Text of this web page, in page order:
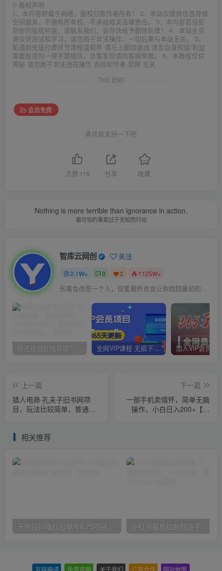
© 版权声明
1、本内容转载于网络，版权归原作者所有！ 2、本站仅提供信息存储
空间服务，不拥有所有权，不承担相关法律责任。 3、本内容若侵犯
到你的版权利益，请联系我们，会尽快给予删除处理！ 4、本站全资
源仅供测试和学习，请勿用于非法操作，一切后果与本站无关。 5、
如遇到充值付费环节课程或软件 请马上删除退出 涉及自身权益/利益
需要投资的一律不要相信，访客发现请向客服举报。 6、本教程仅供
揭秘 请勿用于非法违规操作 否则和作者 官网 无关
THE END
会员免费
喜欢就支持一下吧
点赞 116 分享 收藏
Nothing is more terrible than ignorance in action.
最可怕的事莫过于无知而行动
智库云网创 关注
2.1W+ 0 2 1125W+
伤痛会改变一个人，但爱最终总会让你找回最初的自己
你还在到处找项目？还在当韭菜？我靠卖项目一个月收入5万+，曾经我也是个失败者。 全网VIP课程 无损下载~
上一篇
猎人电商·孔夫子旧书网项
目，玩法比较简单，普通人
下一篇
一部手机卖情怀，简单无脑
操作，小白日入200+【揭
相关推荐
无限接码撸红包单号0.75项目无偿分享给你【揭秘】